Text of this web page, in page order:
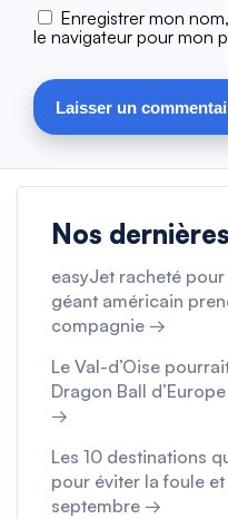
Enregistrer mon
le navigateur pour mon
Nos
easyJet racheté
géant américain
compagnie →
Le Val-d’Oise
Dragon Ball
→
Les 10 destinations
pour éviter la foule
septembre →